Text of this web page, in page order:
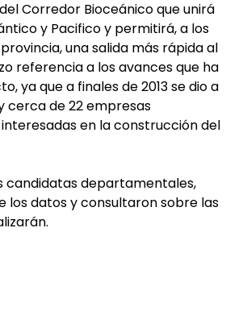
Corredor Bioceánico que unirá
y Pacifico y permitirá, a los
una salida más rápida al
referencia a los avances que ha
ya que a finales de 2013 se dio a
cerca de 22 empresas
en la construcción del
candidatas departamentales,
los datos y consultaron sobre las